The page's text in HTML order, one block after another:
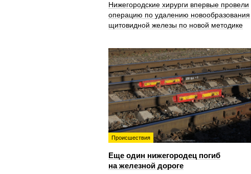
Нижегородские хирурги впервые провели
операцию по удалению новообразования
щитовидной железы по новой методике
Происшествия
Еще один нижегородец погиб
на железной дороге